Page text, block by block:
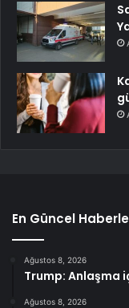
En Güncel
Ağustos 8, 2026
Trump: Anlaşma
Ağustos 8, 2026